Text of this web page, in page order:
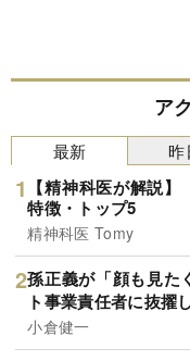
ア
最新
【精神科医が解説
特徴・トップ5
精神科医 Tomy
孫正義が「顔も見た
ト事業責任者に抜擢
小倉健一
昨